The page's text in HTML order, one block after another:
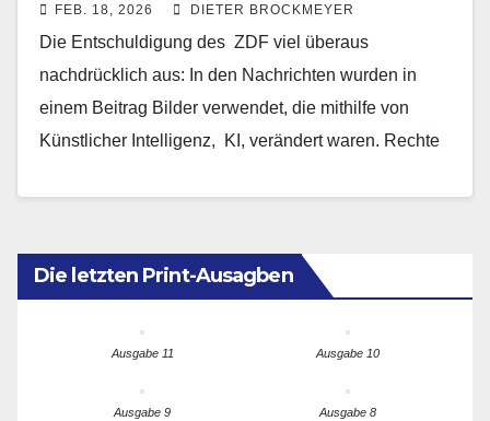
FEB. 18, 2026 DIETER BROCKMEYER
Die Entschuldigung des ZDF viel überaus
nachdrücklich aus: In den Nachrichten wurden in
einem Beitrag Bilder verwendet, die mithilfe von
Künstlicher Intelligenz, KI, verändert waren. Rechte
Die letzten Print-Ausagben
Ausgabe 11 Ausgabe 10
Ausgabe 9 Ausgabe 8